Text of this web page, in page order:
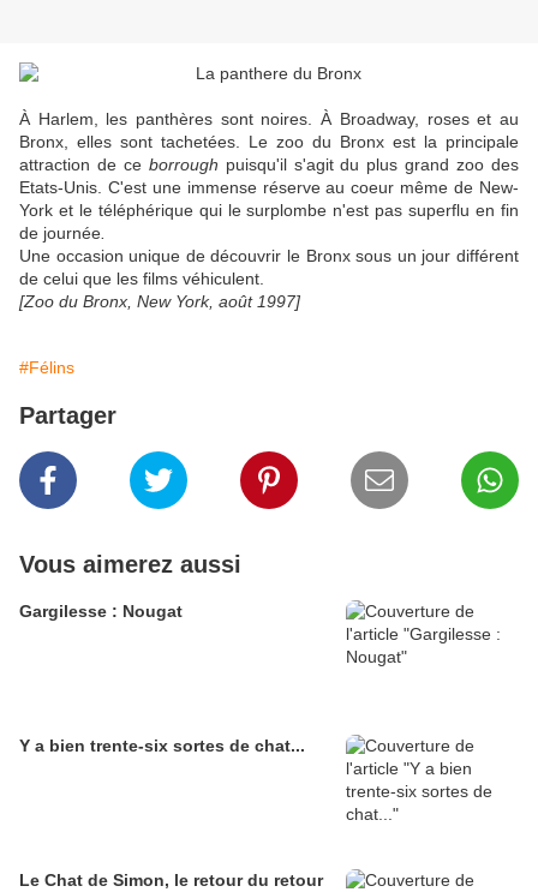
À Harlem, les panthères sont noires. À Broadway, roses et au
Bronx, elles sont tachetées. Le zoo du Bronx est la principale
attraction de ce borrough puisqu'il s'agit du plus grand zoo des
Etats-Unis. C'est une immense réserve au coeur même de New-
York et le téléphérique qui le surplombe n'est pas superflu en fin
de journée
Une occasion unique de découvrir le Bronx sous un jour différent
de celui que les films véhiculent.
[Zoo du Bronx, New York, août 1997]
#Félins
Partager
Vous aimerez aussi
Gargilesse : Nougat
Y a bien trente-six sortes de chat...
Le Chat de Simon, le retour du retour